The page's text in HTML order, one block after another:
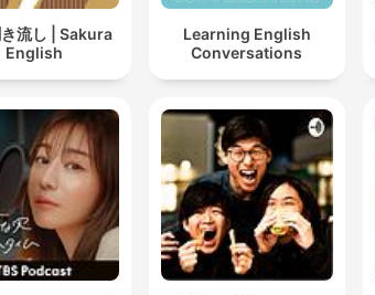
流し | Sakura
English
Learning English
Conversations